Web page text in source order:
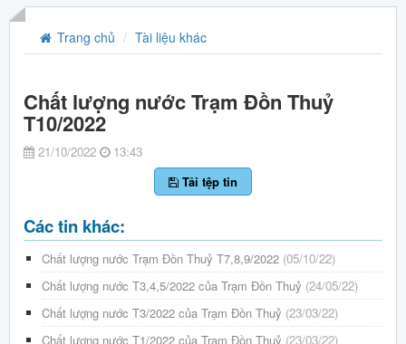
Trang chủ Tài liệu khác
Chất lượng nước Trạm Đồn Thuỷ
T10/2022
21/10/2022
13:43
Tải tệp tin
Các tin khác:
Chất lượng nước Trạm Đồn Thuỷ T7,8,9/2022 (05/10/22)
Chất lượng nước T3,4,5/2022 của Trạm Đồn Thuỷ (24/05/22)
Chất lượng nước T3/2022 của Trạm Đồn Thuỷ (23/03/22)
Chất lượng nước T1/2022 của Trạm Đồn Thuỷ (23/03/22)